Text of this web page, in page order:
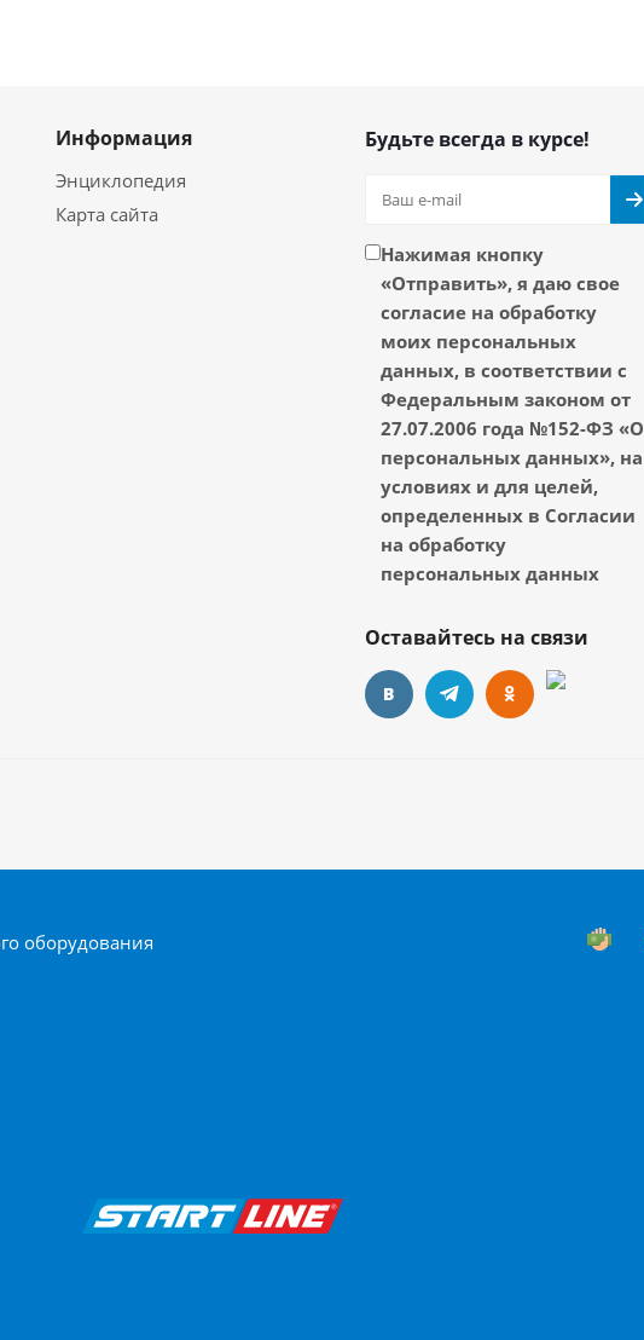
Информация
Энциклопедия
Карта сайта
Будьте всегда в курсе!
Нажимая кнопку
«Отправить», я даю свое
согласие на обработку
моих персональных
данных, в соответствии с
Федеральным законом от
27.07.2006 года №152-ФЗ «О
персональных данных», на
условиях и для целей,
определенных в Согласии
на обработку
персональных данных
Оставайтесь на связи
оборудования